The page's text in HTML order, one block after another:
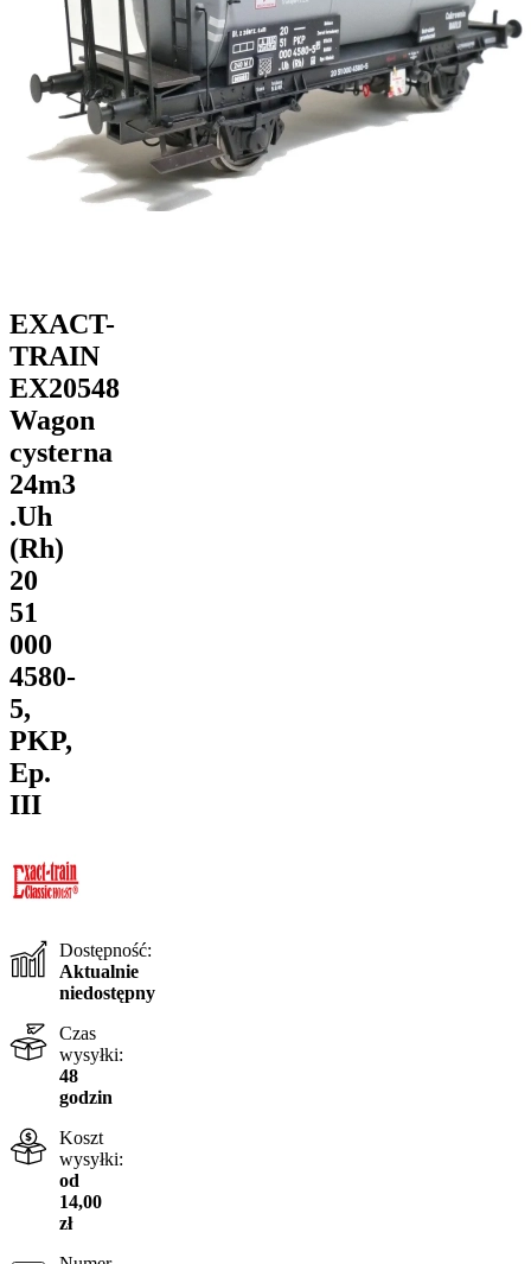
EXACT-
TRAIN
EX20548
Wagon
cysterna
24m3
.Uh
(Rh)
20
51
000
4580-
5,
PKP,
Ep.
III
Dostępność:
Aktualnie
niedostępny
Czas
wysyłki:
48
godzin
Koszt
wysyłki:
od
14,00
zł